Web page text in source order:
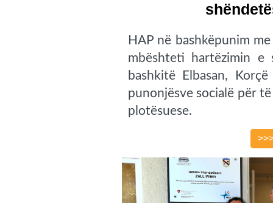
HAP në bashkëpunim
mbështeti hartëzimin e
bashkitë Elbasan,
punonjësve socialë për
plotësuese.